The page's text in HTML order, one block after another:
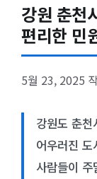
강원 춘천
편리한 민
5월 23, 2025
강원도 춘
어우러진
사람들이